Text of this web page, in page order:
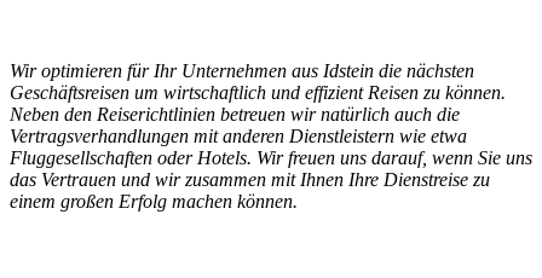
Wir optimieren für Ihr Unternehmen aus Idstein die nächsten
Geschäftsreisen um wirtschaftlich und effizient Reisen zu können.
Neben den Reiserichtlinien betreuen wir natürlich auch die
Vertragsverhandlungen mit anderen Dienstleistern wie etwa
Fluggesellschaften oder Hotels. Wir freuen uns darauf, wenn Sie uns
das Vertrauen und wir zusammen mit Ihnen Ihre Dienstreise zu
einem großen Erfolg machen können.